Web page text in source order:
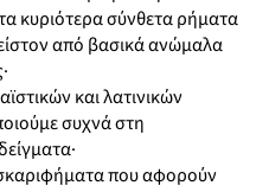
κυριότερα σύνθετα ρήματα
από βασικά ανώμαλα
και λατινικών
συχνά στη
που αφορούν